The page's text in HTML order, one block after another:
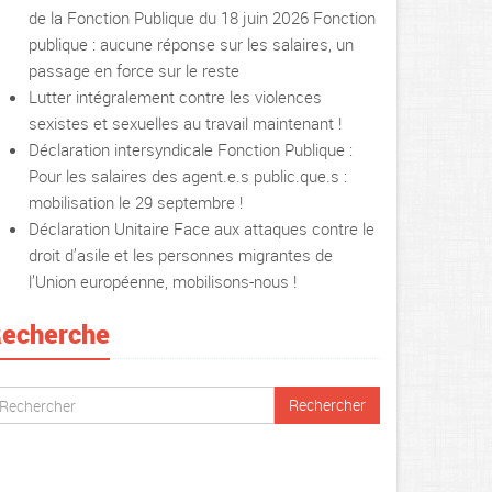
de la Fonction Publique du 18 juin 2026 Fonction
publique : aucune réponse sur les salaires, un
passage en force sur le reste
Lutter intégralement contre les violences
sexistes et sexuelles au travail maintenant !
Déclaration intersyndicale Fonction Publique :
Pour les salaires des agent.e.s public.que.s :
mobilisation le 29 septembre !
Déclaration Unitaire Face aux attaques contre le
droit d’asile et les personnes migrantes de
l’Union européenne, mobilisons-nous !